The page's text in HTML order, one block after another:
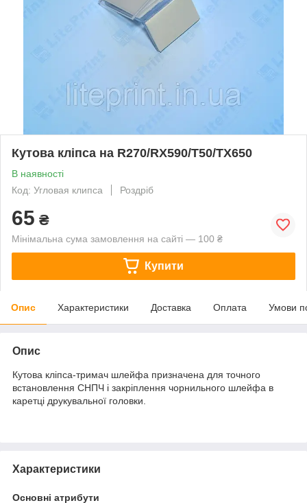
Кутова кліпса на R270/RX590/T50/TX650
В наявності
Код: Угловая клипса
Роздріб
65 ₴
Мінімальна сума замовлення на сайті — 100 ₴
Купити
Опис Характеристики Доставка Оплата Умови
Опис
Кутова кліпса-тримач шлейфа призначена для точного
встановлення СНПЧ і закріплення чорнильного шлейфа в
каретці друкувальної головки.
Характеристики
Основні атрибути